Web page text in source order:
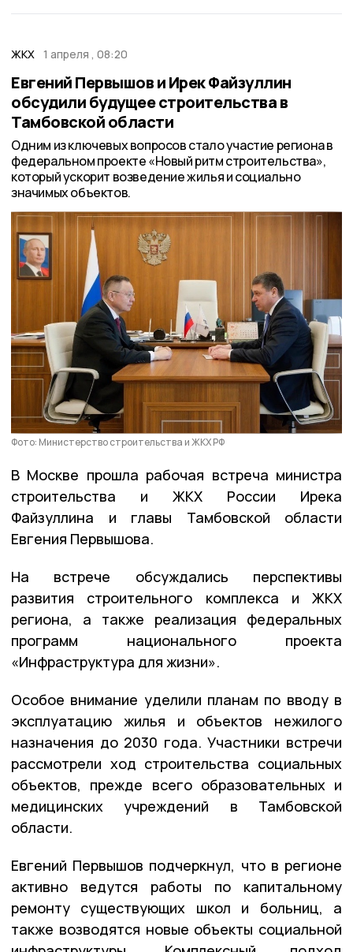
ЖКХ 1 апреля , 08:20
Евгений Первышов и Ирек Файзуллин
обсудили будущее строительства в
Тамбовской области
Одним из ключевых вопросов стало участие региона в
федеральном проекте «Новый ритм строительства»,
который ускорит возведение жилья и социально
значимых объектов.
Фото: Министерство строительства и ЖКХ РФ
В Москве прошла рабочая встреча министра
строительства и ЖКХ России Ирека
Файзуллина и главы Тамбовской области
Евгения Первышова.
На встрече обсуждались перспективы
развития строительного комплекса и ЖКХ
региона, а также реализация федеральных
программ национального проекта
«Инфраструктура для жизни».
Особое внимание уделили планам по вводу в
эксплуатацию жилья и объектов нежилого
назначения до 2030 года. Участники встречи
рассмотрели ход строительства социальных
объектов, прежде всего образовательных и
медицинских учреждений в Тамбовской
области.
Евгений Первышов подчеркнул, что в регионе
активно ведутся работы по капитальному
ремонту существующих школ и больниц, а
также возводятся новые объекты социальной